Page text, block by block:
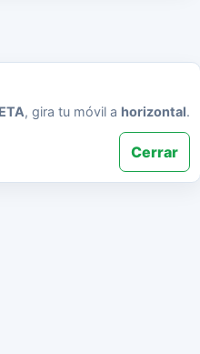
, gira tu móvil a horizontal.
Cerrar